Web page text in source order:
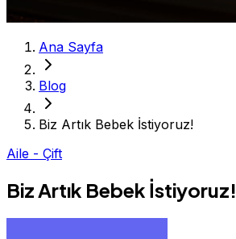
Ana Sayfa
Blog
Biz Artık Bebek İstiyoruz!
Aile - Çift
Biz Artık Bebek İstiyoruz!